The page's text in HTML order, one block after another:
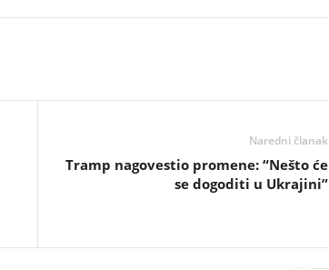
Naredni članak
Tramp nagovestio promene: “Nešto će
se dogoditi u Ukrajini”